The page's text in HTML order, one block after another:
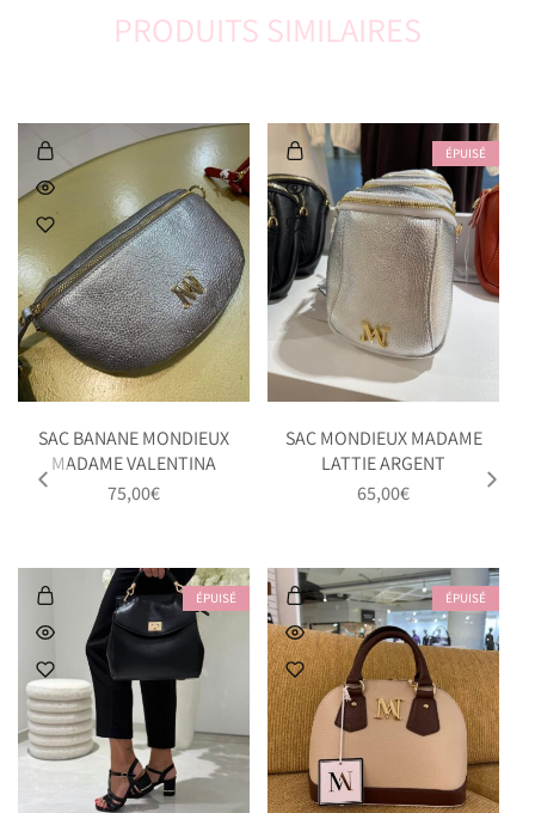
PRODUITS SIMILAIRES
SAC BANANE MONDIEUX
MADAME VALENTINA
75,00€
ÉPUISÉ
SAC MONDIEUX MADAME
LATTIE ARGENT
65,00€
ÉPUISÉ ÉPUISÉ